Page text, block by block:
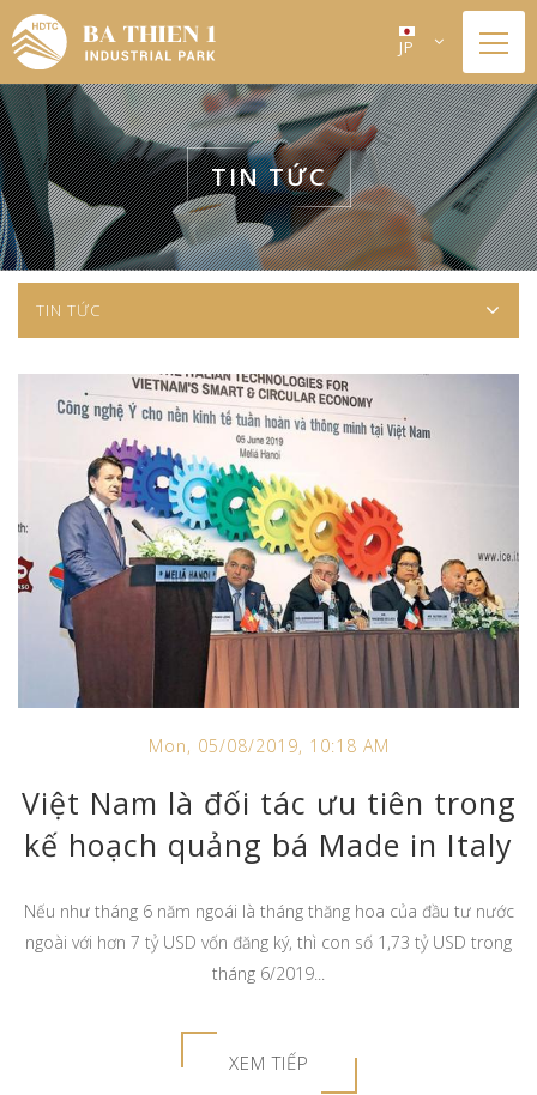
JP
TIN TỨC
TIN TỨC
Mon, 05/08/2019, 10:18 AM
Việt Nam là đối tác ưu tiên trong
kế hoạch quảng bá Made in Italy
Nếu như tháng 6 năm ngoái là tháng thăng hoa của đầu tư nước
ngoài với hơn 7 tỷ USD vốn đăng ký, thì con số 1,73 tỷ USD trong
tháng 6/2019...
XEM TIẾP